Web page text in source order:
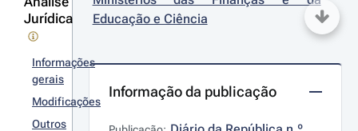
Jurídica
Informações
gerais
Modificações
Outros
Educação e Ciência
Informação da publicação